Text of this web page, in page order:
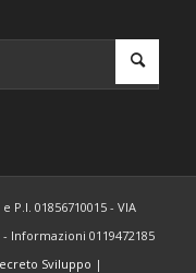
P.I. 01856710015 - VIA
- Informazioni 0119472185
Sviluppo |